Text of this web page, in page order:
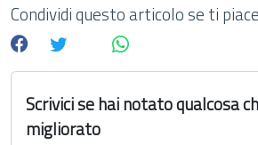
Condividi questo articolo se ti
Scrivici se hai notato qualcosa
migliorato